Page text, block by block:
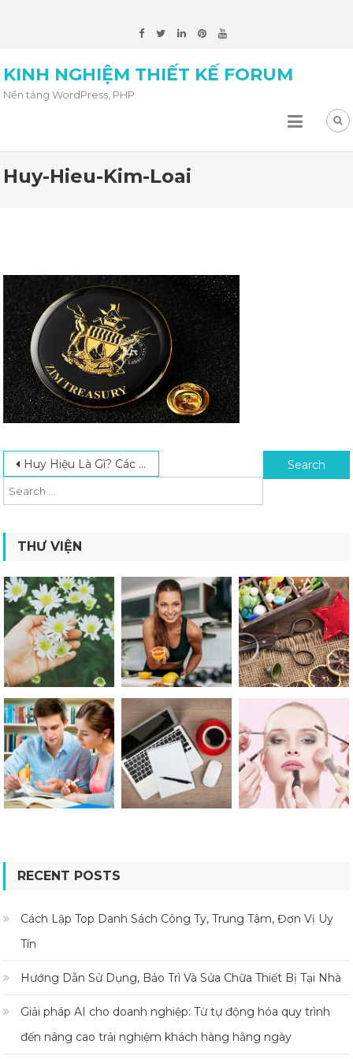
KINH NGHIỆM THIẾT KẾ FORUM
Nền tảng WordPress, PHP
Huy-Hieu-Kim-Loai
Post navigation
Huy Hiệu Là Gì? Các Mẫu Huy Hiệu Đẹp Phổ Biến Nhất 2024 Search for:
THƯ VIỆN
RECENT POSTS
Cách Lập Top Danh Sách Công Ty, Trung Tâm, Đơn Vị Uy
Tín
Hướng Dẫn Sử Dụng, Bảo Trì Và Sửa Chữa Thiết Bị Tại Nhà
Giải pháp AI cho doanh nghiệp: Từ tự động hóa quy trình
đến nâng cao trải nghiệm khách hàng hằng ngày